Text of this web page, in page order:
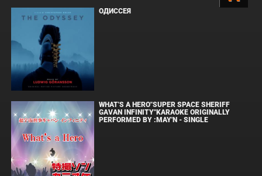
ОДИССЕЯ
WHAT'S A HERO"SUPER SPACE SHERIFF
GAVAN INFINITY"KARAOKE ORIGINALLY
PERFORMED BY :MAY'N - SINGLE